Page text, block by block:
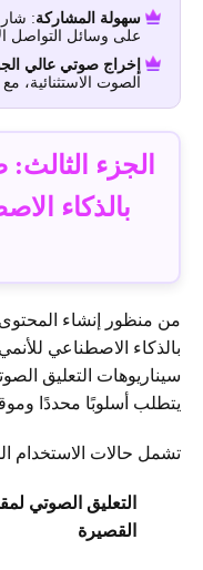
سهولة المشاركة:
على وسائل التواصل
إخراج صوتي عالي
الصوت
بالذكاء
من منظور إنشاء
بالذكاء الاصطناعي
سيناريوهات التعليق
يتطلب أسلوبًا محددًا
تشمل حالات الاستخدام
التعليق الصوتي
القصيرة